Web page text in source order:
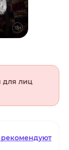
для лиц
рекомендуют